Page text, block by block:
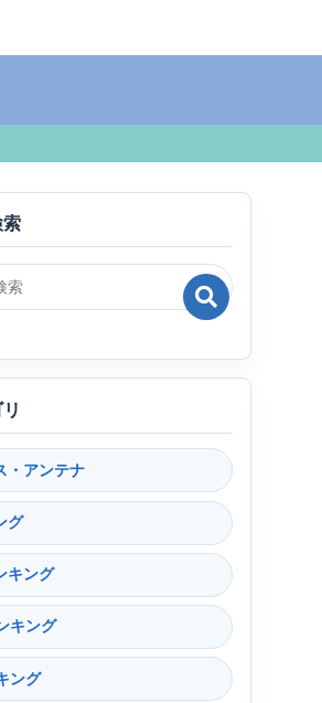
索
・アンテナ
グ
キング
キング
ング